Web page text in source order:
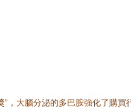
”，大腦分泌的多巴胺強化了購買